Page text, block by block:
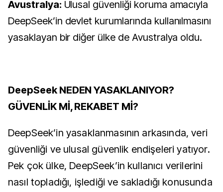
Avustralya: Ulusal güvenliği koruma amacıyla
DeepSeek’in devlet kurumlarında kullanılmasını
yasaklayan bir diğer ülke de Avustralya oldu.
DeepSeek NEDEN YASAKLANIYOR?
GÜVENLİK Mİ, REKABET Mİ?
DeepSeek’in yasaklanmasının arkasında, veri
güvenliği ve ulusal güvenlik endişeleri yatıyor.
Pek çok ülke, DeepSeek’in kullanıcı verilerini
nasıl topladığı, işlediği ve sakladığı konusunda